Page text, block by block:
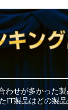
わせが多かった製
IT製品はどの製品